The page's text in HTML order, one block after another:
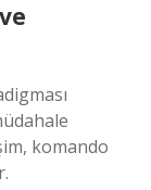
komando